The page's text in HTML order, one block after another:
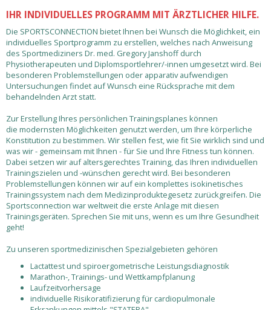
IHR INDIVIDUELLES PROGRAMM MIT ÄRZTLICHER HILFE.
Die SPORTSCONNECTION bietet Ihnen bei Wunsch die Möglichkeit, ein
individuelles Sportprogramm zu erstellen, welches nach Anweisung
des Sportmediziners Dr. med. Gregory Janshoff durch
Physiotherapeuten und Diplomsportlehrer/-innen umgesetzt wird. Bei
besonderen Problemstellungen oder apparativ aufwendigen
Untersuchungen findet auf Wunsch eine Rücksprache mit dem
behandelnden Arzt statt.
Zur Erstellung Ihres persönlichen Trainingsplanes können
die modernsten Möglichkeiten genutzt werden, um Ihre körperliche
Konstitution zu bestimmen. Wir stellen fest, wie fit Sie wirklich sind und
was wir - gemeinsam mit Ihnen - für Sie und Ihre Fitness tun können.
Dabei setzen wir auf altersgerechtes Training, das Ihren individuellen
Trainingszielen und -wünschen gerecht wird. Bei besonderen
Problemstellungen können wir auf ein komplettes isokinetisches
Trainingssystem nach dem Medizinproduktegesetz zurückgreifen. Die
Sportsconnection war weltweit die erste Anlage mit diesen
Trainingsgeräten. Sprechen Sie mit uns, wenn es um Ihre Gesundheit
geht!
Zu unseren sportmedizinischen Spezialgebieten gehören
Lactattest und spiroergometrische Leistungsdiagnostik
Marathon-, Trainings- und Wettkampfplanung
Laufzeitvorhersage
individuelle Risikoratifizierung für cardiopulmonale